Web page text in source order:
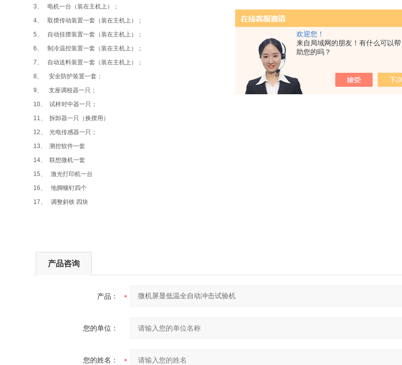
欢迎您！
来自局域网的朋友！有什么可以帮
助您的吗？
3、 电机一台（装在主机上）；
4、 取摆传动装置一套（装在主机上）；
5、 自动挂摆装置一套（装在主机上）；
6、 制冷温控装置一套（装在主机上）；
7、 自动送料装置一套（装在主机上）；
8、 安全防护装置一套；
9、 支座调校器一只；
10、 试样对中器一只；
11、 拆卸器一只（换摆用）
12、 光电传感器一只；
13、 测控软件一套
14、 联想微机一套
15、 激光打印机一台
16、 地脚螺钉四个
17、 调整斜铁 四块
产品咨询
产品：
您的单位：
您的姓名：